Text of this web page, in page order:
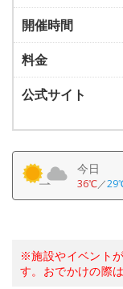
開催時間
料金
公式サイト
今日
36℃／
※施設やイベント
す。おでかけの際